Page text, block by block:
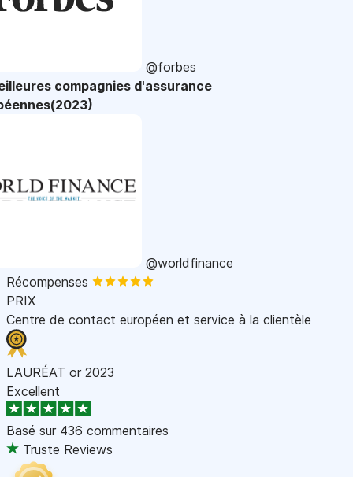
@forbes
compagnies d'assurance
@worldfinance
Récompenses
PRIX
Centre de contact européen et service à la clientèle
LAURÉAT or 2023
Excellent
Basé sur 436 commentaires
Truste Reviews